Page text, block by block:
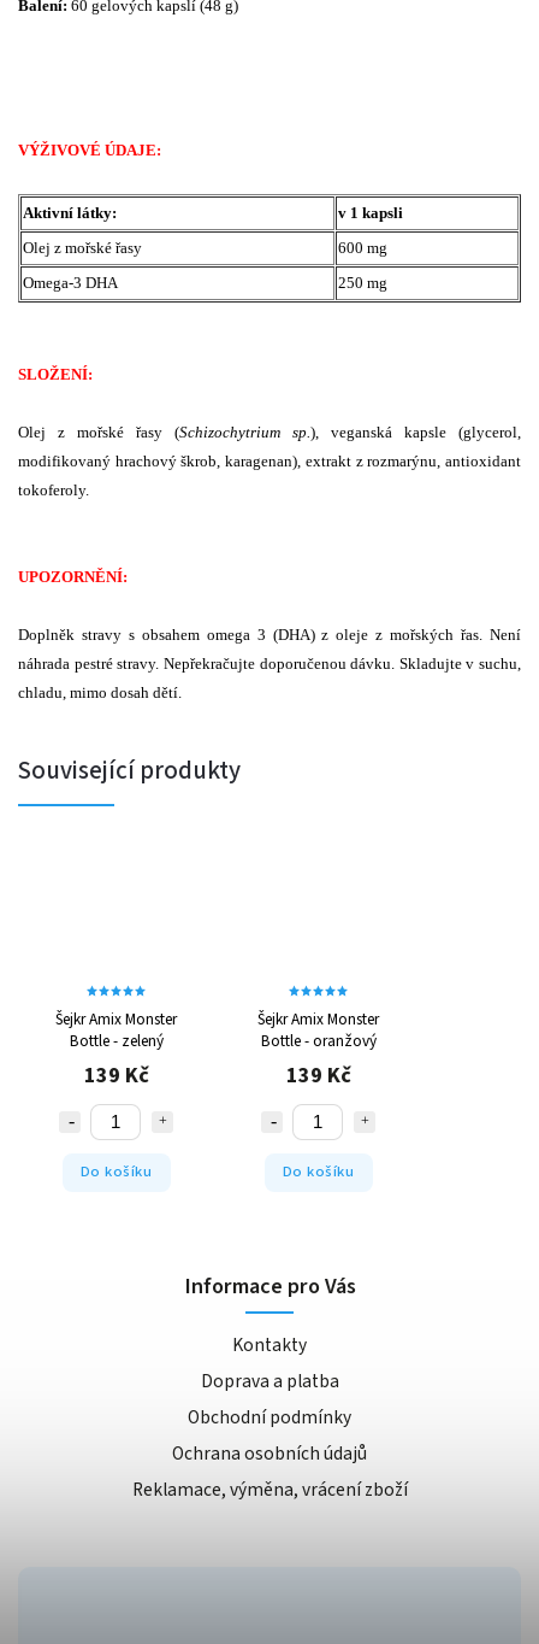
Balení: 60 gelových kapslí (48 g)
VÝŽIVOVÉ ÚDAJE:
Aktivní látky:
v 1 kapsli
Olej z mořské řasy
600 mg
Omega-3 DHA
250 mg
SLOŽENÍ:
Olej z mořské řasy (Schizochytrium sp. ), veganská kapsle (glycerol,
modifikovaný hrachový škrob, karagenan), extrakt z rozmarýnu, antioxidant
tokoferoly.
UPOZORNĚNÍ:
Doplněk stravy s obsahem omega 3 (DHA) z oleje z mořských řas. Není
náhrada pestré stravy. Nepřekračujte doporučenou dávku. Skladujte v suchu,
chladu, mimo dosah dětí.
Související produkty
Šejkr Amix Monster
Bottle - zelený
139 Kč
Do košíku
Šejkr Amix Monster
Bottle - oranžový
139 Kč
Do košíku
Informace pro Vás
Kontakty
Doprava a platba
Obchodní podmínky
Ochrana osobních údajů
Reklamace, výměna, vrácení zboží